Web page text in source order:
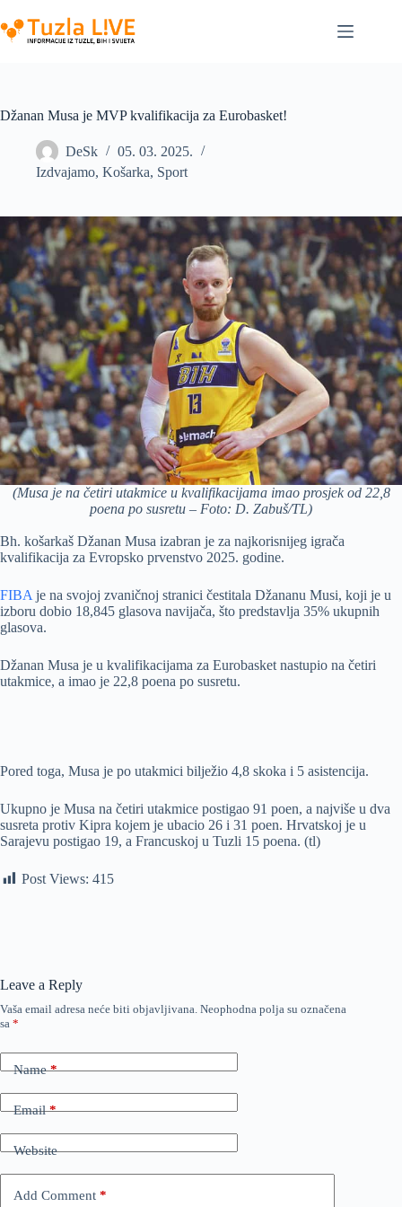
to
content
Džanan Musa je MVP kvalifikacija za Eurobasket!
DeSk
05. 03. 2025.
Izdvajamo, Košarka, Sport
(Musa je na četiri utakmice u kvalifikacijama imao prosjek od 22,8
poena po susretu – Foto: D. Zabuš/TL)
Bh. košarkaš Džanan Musa izabran je za najkorisnijeg igrača
kvalifikacija za Evropsko prvenstvo 2025. godine.
FIBA je na svojoj zvaničnoj stranici čestitala Džananu Musi, koji je u
izboru dobio 18,845 glasova navijača, što predstavlja 35% ukupnih
glasova.
Džanan Musa je u kvalifikacijama za Eurobasket nastupio na četiri
utakmice, a imao je 22,8 poena po susretu.
Pored toga, Musa je po utakmici bilježio 4,8 skoka i 5 asistencija.
Ukupno je Musa na četiri utakmice postigao 91 poen, a najviše u dva
susreta protiv Kipra kojem je ubacio 26 i 31 poen. Hrvatskoj je u
Sarajevu postigao 19, a Francuskoj u Tuzli 15 poena. (tl)
Post Views: 415
Leave a Reply
Vaša email adresa neće biti objavljivana. Neophodna polja su označena
sa *
Name*
Email*
Website
Add Comment *